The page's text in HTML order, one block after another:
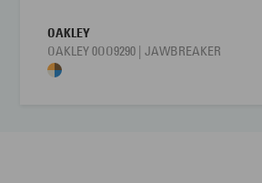
OAKLEY
OAKLEY 0OO9290 | JAWBREAKER